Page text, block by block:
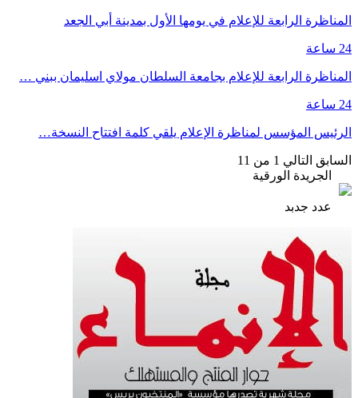
المناظرة الرابعة للإعلام في يومها الأول بمدينة أبي الجعد
24 ساعة
المناظرة الرابعة للإعلام بجامعة السلطان مولاي اسليمان ببني …
24 ساعة
الرئيس المؤسس لمناظرة الإعلام يلقي كلمة افتتاح النسخة…
السابق التالي 1 من 11
الجريدة الورقية
عدد جدبد